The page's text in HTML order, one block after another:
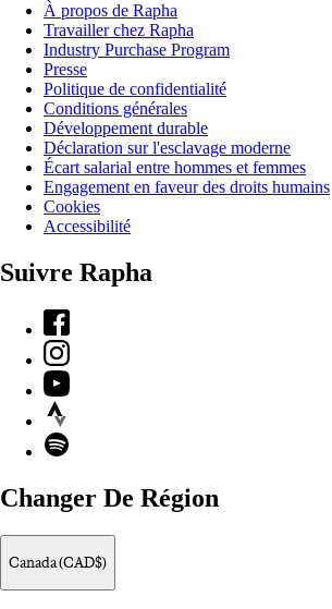
À propos de Rapha
Travailler chez Rapha
Industry Purchase Program
Presse
Politique de confidentialité
Conditions générales
Développement durable
Déclaration sur l'esclavage moderne
Écart salarial entre hommes et femmes
Engagement en faveur des droits humains
Cookies
Accessibilité
Suivre Rapha
Facebook
Instagram
YouTube
Strava
Spotify
Changer De Région
Canada (CAD$)